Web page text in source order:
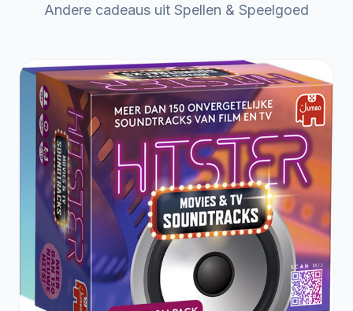
Andere cadeaus uit Spellen & Speelgoed